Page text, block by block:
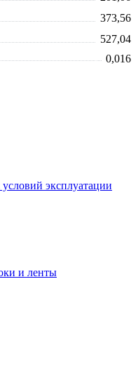
373,56
527,04
0,016
эксплуатации
и ленты